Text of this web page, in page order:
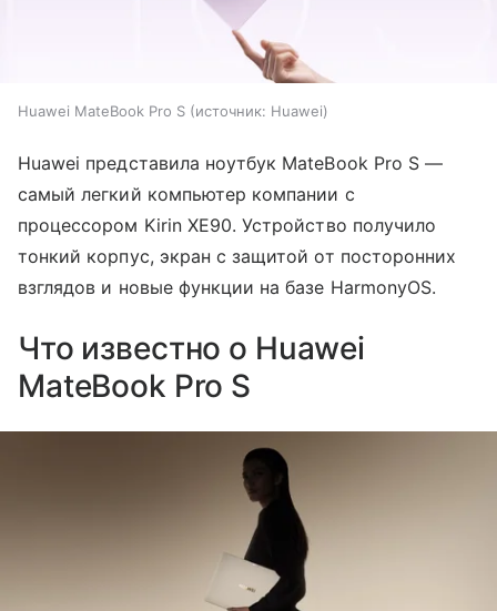
Huawei MateBook Pro S источник: Huawei
Huawei представила ноутбук MateBook Pro S —
самый легкий компьютер компании с
процессором Kirin XE90. Устройство получило
тонкий корпус, экран с защитой от посторонних
взглядов и новые функции на базе HarmonyOS.
Что известно о Huawei
MateBook Pro S